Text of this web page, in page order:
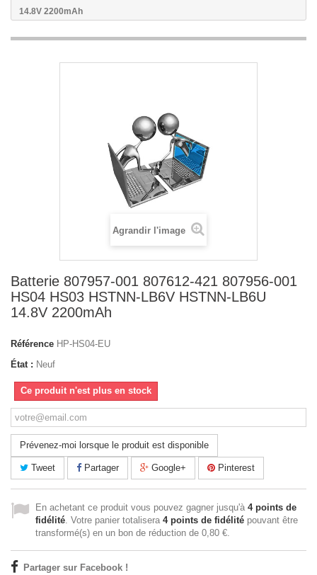
14.8V 2200mAh
Agrandir l'image
Batterie 807957-001 807612-421 807956-001
HS04 HS03 HSTNN-LB6V HSTNN-LB6U
14.8V 2200mAh
Référence HP-HS04-EU
État : Neuf
Ce produit n'est plus en stock
Prévenez-moi lorsque le produit est disponible
Tweet Partager Google+ Pinterest
En achetant ce produit vous pouvez gagner jusqu'à 4points de
fidélité. Votre panier totalisera 4points de fidélité pouvant être
transformé(s) en un bon de réduction de 0,80 €.
Partager sur Facebook !